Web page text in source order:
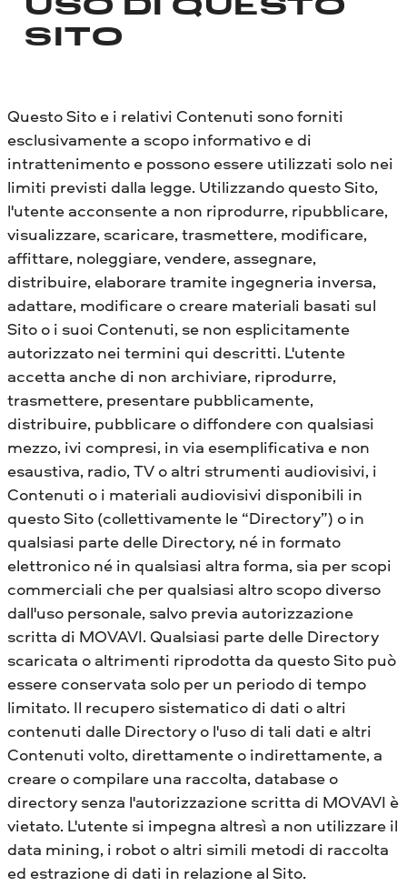
USO DI QUESTO
SITO
Questo Sito e i relativi Contenuti sono forniti
esclusivamente a scopo informativo e di
intrattenimento e possono essere utilizzati solo nei
limiti previsti dalla legge. Utilizzando questo Sito,
l'utente acconsente a non riprodurre, ripubblicare,
visualizzare, scaricare, trasmettere, modificare,
affittare, noleggiare, vendere, assegnare,
distribuire, elaborare tramite ingegneria inversa,
adattare, modificare o creare materiali basati sul
Sito o i suoi Contenuti, se non esplicitamente
autorizzato nei termini qui descritti. L'utente
accetta anche di non archiviare, riprodurre,
trasmettere, presentare pubblicamente,
distribuire, pubblicare o diffondere con qualsiasi
mezzo, ivi compresi, in via esemplificativa e non
esaustiva, radio, TV o altri strumenti audiovisivi, i
Contenuti o i materiali audiovisivi disponibili in
questo Sito (collettivamente le “Directory”) o in
qualsiasi parte delle Directory, né in formato
elettronico né in qualsiasi altra forma, sia per scopi
commerciali che per qualsiasi altro scopo diverso
dall'uso personale, salvo previa autorizzazione
scritta di MOVAVI. Qualsiasi parte delle Directory
scaricata o altrimenti riprodotta da questo Sito può
essere conservata solo per un periodo di tempo
limitato. Il recupero sistematico di dati o altri
contenuti dalle Directory o l'uso di tali dati e altri
Contenuti volto, direttamente o indirettamente, a
creare o compilare una raccolta, database o
directory senza l'autorizzazione scritta di MOVAVI è
vietato. L'utente si impegna altresì a non utilizzare il
data mining, i robot o altri simili metodi di raccolta
ed estrazione di dati in relazione al Sito.